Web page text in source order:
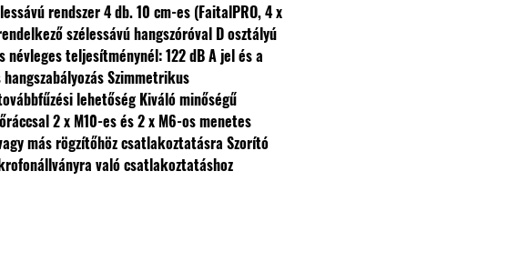
rendszer4 db. 10 cm-es (FaitalPRO, 4 x
szélessávú hangszóróval D osztályú
névleges teljesítménynél: 122 dBA jel és a
Szimmetrikus
lehetőség Kiváló minőségű
2 x M10-es és 2 x M6-os menetes
más rögzítőhöz csatlakoztatásra Szorító
való csatlakoztatáshoz